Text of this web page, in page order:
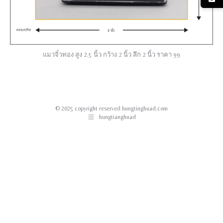
แมวจิ๋วทอง สูง 2.5 นิ้ว กว้าง 2 นิ้ว ลึก 2 นิ้ว ราคา 99
© 2025 copyright reserved hungtinghuad.com
hungtianghuad